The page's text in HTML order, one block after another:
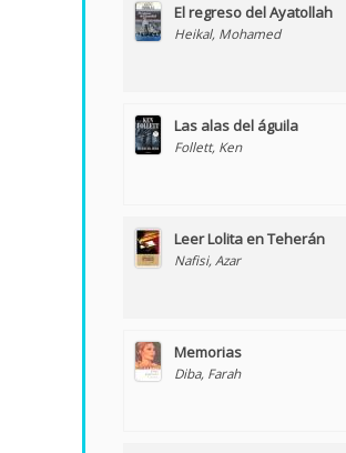
El regreso del Ayatollah
Heikal, Mohamed
Las alas del águila
Follett, Ken
Leer Lolita en Teherán
Nafisi, Azar
Memorias
Diba, Farah